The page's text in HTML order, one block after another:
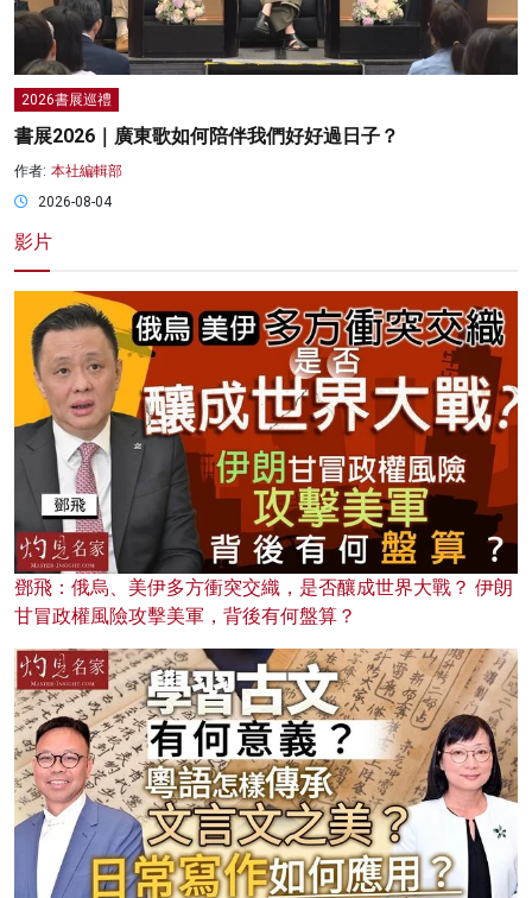
2026書展巡禮
書展2026｜廣東歌如何陪伴我們好好過日子？
作者: 本社編輯部
2026-08-04
影片
鄧飛：俄烏、美伊多方衝突交織，是否釀成世界大戰？ 伊朗
甘冒政權風險攻擊美軍，背後有何盤算？